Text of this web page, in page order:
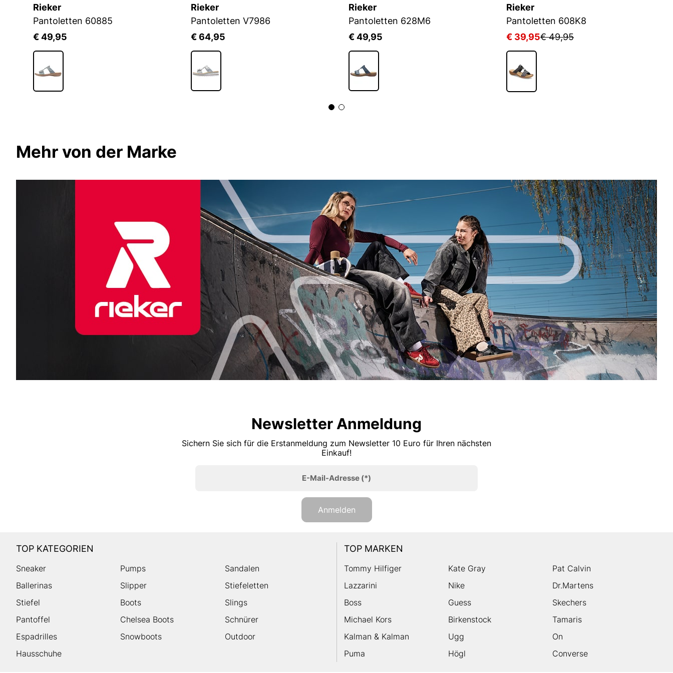
Rieker
Pantoletten 60885
€ 49,95
Rieker
Pantoletten V7986
€ 64,95
Rieker
Pantoletten 628M6
€ 49,95
Rieker
Pantoletten 608K8
€ 39,95€ 49,95
Mehr von der Marke
Newsletter Anmeldung
Sichern Sie sich für die Erstanmeldung zum Newsletter 10 Euro für Ihren nächsten
Einkauf!
E-Mail-Adresse(*)
Anmelden
TOP KATEGORIEN
Sneaker Pumps
Sandalen
Ballerinas
Slipper
Stiefeletten
Stiefel
Boots
Slings
Pantoffel
Chelsea Boots
Schnürer
Espadrilles
Snowboots
Outdoor
Hausschuhe
TOP MARKEN
Tommy Hilfiger Kate Gray
Pat Calvin
Lazzarini
Nike
Dr.Martens
Boss
Guess
Skechers
Michael Kors
Birkenstock
Tamaris
Kalman & Kalman
Ugg
On
Puma
Högl Converse